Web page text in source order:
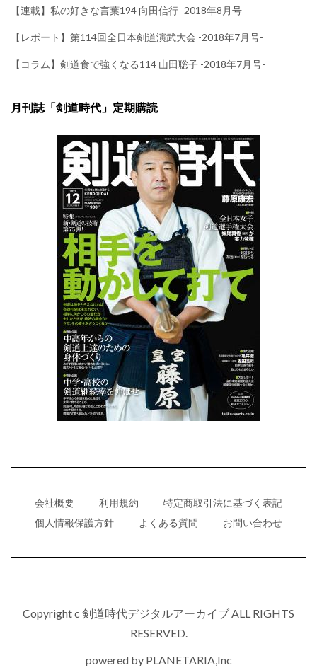
【連載】私の好きな言葉194 向田信行 -2018年8月号
【レポート】第114回全日本剣道演武大会 -2018年7月号-
【コラム】剣道食で強くなる114 山田聡子 -2018年7月号-
月刊誌「剣道時代」定期購読
会社概要 利用規約
特定商取引法に基づく表記
個人情報保護方針
よくある質問 お問い合わせ
Copyright c 剣道時代デジタルアーカイブ ALL RIGHTS
RESERVED.
powered by PLANETARIA,Inc